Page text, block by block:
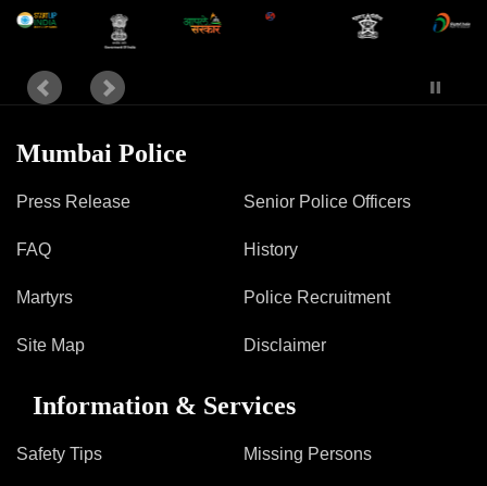
Senior Police Officers
Feedback
Mumbai Police
Press Release
FAQ
Martyrs
Site Map
Senior Police Officers
History
Police Recruitment
Disclaimer
Information & Services
Safety Tips Missing Persons